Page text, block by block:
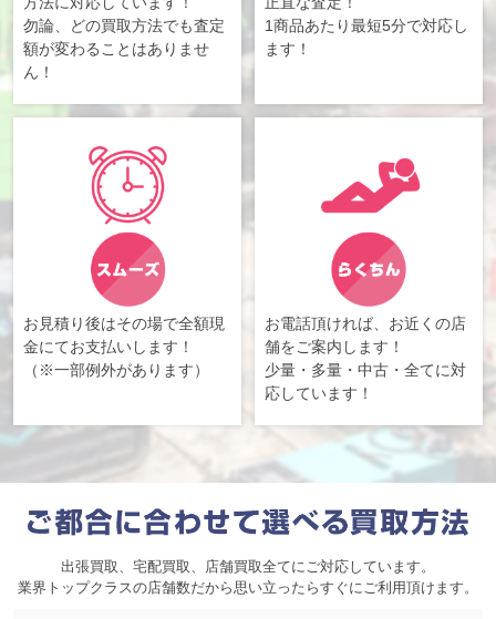
勿論、どの買取方法でも査定
額が変わることはありませ
ん！
1商品あたり最短5分で対応し
ます！
お見積り後はその場で全額現
金にてお支払いします！
（※一部例外があります）
お電話頂ければ、お近くの店
舗をご案内します！
少量・多量・中古・全てに対
応しています！
出張買取、宅配買取、店舗買取全てにご対応しています。
業界トップクラスの店舗数だから思い立ったらすぐにご利用頂けます。